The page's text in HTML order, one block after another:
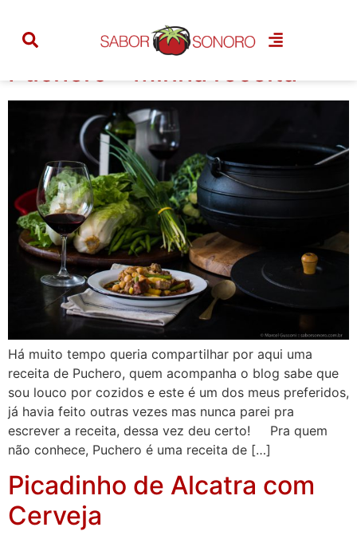
Tag: cozido
Puchero – Minha receita
Há muito tempo queria compartilhar por aqui uma
receita de Puchero, quem acompanha o blog sabe que
sou louco por cozidos e este é um dos meus preferidos,
já havia feito outras vezes mas nunca parei pra
escrever a receita, dessa vez deu certo! Pra quem
não conhece, Puchero é uma receita de […]
Picadinho de Alcatra com
Cerveja